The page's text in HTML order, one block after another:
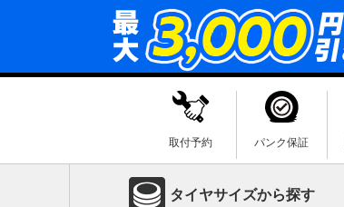
取付予約 パンク保証
タイヤサイズから探す